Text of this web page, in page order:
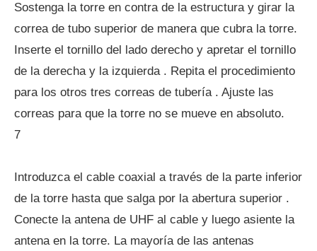
Sostenga la torre en contra de la estructura y girar la
correa de tubo superior de manera que cubra la torre.
Inserte el tornillo del lado derecho y apretar el tornillo
de la derecha y la izquierda . Repita el procedimiento
para los otros tres correas de tubería . Ajuste las
correas para que la torre no se mueve en absoluto.
7
Introduzca el cable coaxial a través de la parte inferior
de la torre hasta que salga por la abertura superior .
Conecte la antena de UHF al cable y luego asiente la
antena en la torre. La mayoría de las antenas